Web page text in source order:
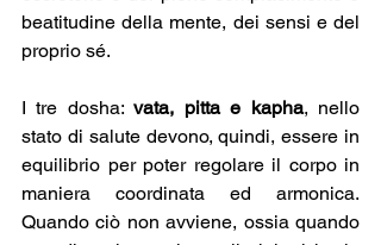
beatitudine della mente, dei sensi e del
proprio sé.
I tre dosha: vata, pitta e kapha, nello
stato di salute devono, quindi, essere in
equilibrio per poter regolare il corpo in
maniera coordinata ed armonica.
Quando ciò non avviene, ossia quando